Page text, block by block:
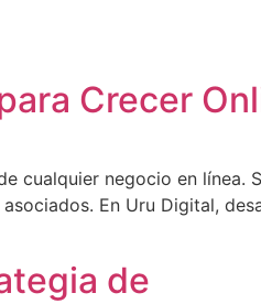
Crecer
cualquier negocio en línea.
En Uru Digital,
de